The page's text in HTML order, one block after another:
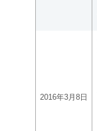
2016年3月8日